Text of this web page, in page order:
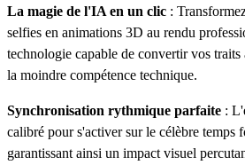
La magie de l'IA en un clic :
selfies en animations 3D au rendu
technologie capable de convertir vos
la moindre compétence technique.
Synchronisation rythmique parfaite :
calibré pour s'activer sur le célèbre temps
garantissant ainsi un impact visuel